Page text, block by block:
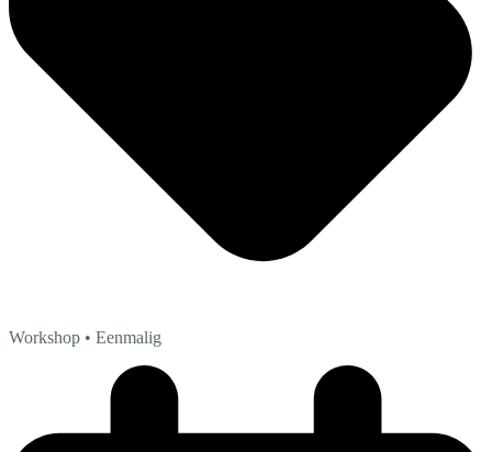
Workshop • Eenmalig